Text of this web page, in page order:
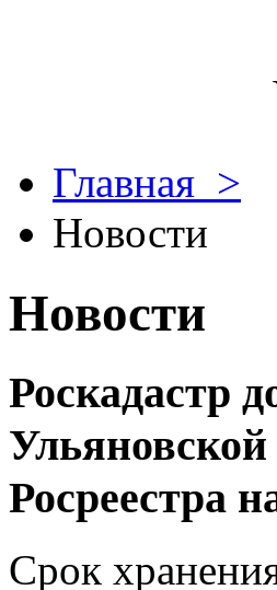
Главная >
Новости
Новости
Роскадастр
Росреестра
Срок